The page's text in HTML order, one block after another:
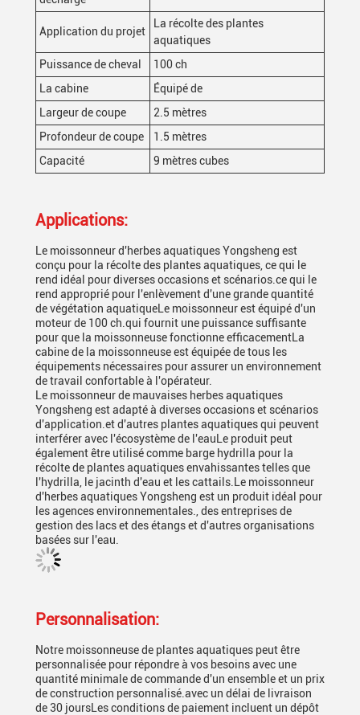
Application du projet
La récolte des plantes
aquatiques
Puissance de cheval
100 ch
La cabine
Équipé de
Largeur de coupe
2.5 mètres
Profondeur de coupe
1.5 mètres
Capacité
9 mètres cubes
Applications:
Le moissonneur d'herbes aquatiques Yongsheng est
conçu pour la récolte des plantes aquatiques, ce qui le
rend idéal pour diverses occasions et scénarios.ce qui le
rend approprié pour l'enlèvement d'une grande quantité
de végétation aquatiqueLe moissonneur est équipé d'un
moteur de 100 ch.qui fournit une puissance suffisante
pour que la moissonneuse fonctionne efficacementLa
cabine de la moissonneuse est équipée de tous les
équipements nécessaires pour assurer un environnement
de travail confortable à l'opérateur.
Le moissonneur de mauvaises herbes aquatiques
Yongsheng est adapté à diverses occasions et scénarios
d'application.et d'autres plantes aquatiques qui peuvent
interférer avec l'écosystème de l'eauLe produit peut
également être utilisé comme barge hydrilla pour la
récolte de plantes aquatiques envahissantes telles que
l'hydrilla, le jacinth d'eau et les cattails.Le moissonneur
d'herbes aquatiques Yongsheng est un produit idéal pour
les agences environnementales., des entreprises de
gestion des lacs et des étangs et d'autres organisations
basées sur l'eau.
Personnalisation:
Notre moissonneuse de plantes aquatiques peut être
personnalisée pour répondre à vos besoins avec une
quantité minimale de commande d'un ensemble et un prix
de construction personnalisé.avec un délai de livraison
de 30 joursLes conditions de paiement incluent un dépôt